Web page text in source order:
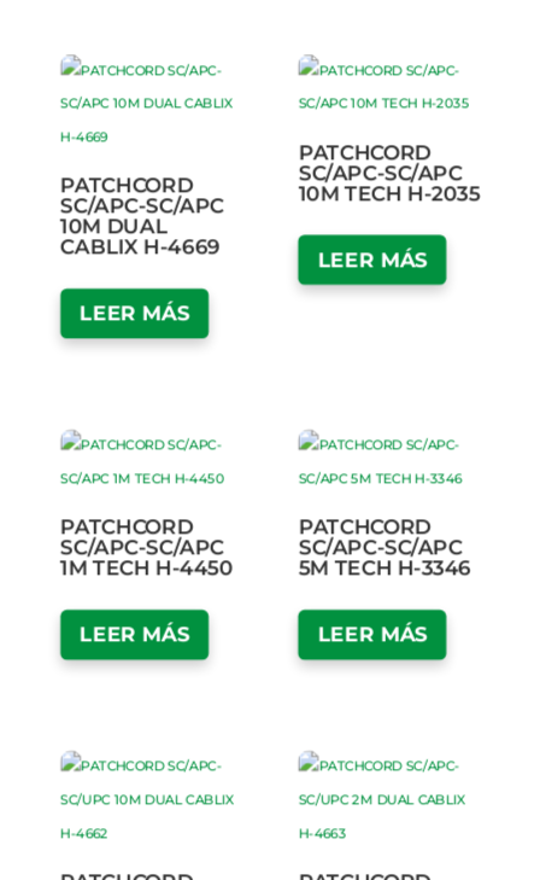
PATCHCORD
SC/APC-SC/APC
10M DUAL
CABLIX H-4669
LEER MÁS
PATCHCORD
SC/APC-SC/APC
10M TECH H-2035
LEER MÁS
PATCHCORD
SC/APC-SC/APC
1M TECH H-4450
LEER MÁS
PATCHCORD
SC/APC-SC/APC
5M TECH H-3346
LEER MÁS